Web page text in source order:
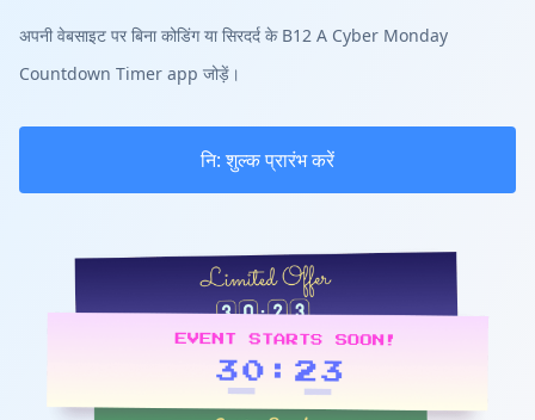
अपनी वेबसाइट पर बिना कोडिंग या सिरदर्द के B12 A Cyber Monday
Countdown Timer app जोड़ें।
नि: शुल्क प्रारंभ करें